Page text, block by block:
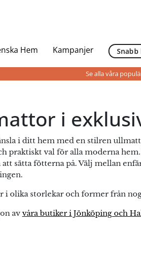
Hem Kampanjer Snabb
Se alla våra
i
i ditt hem med en stilren
praktiskt val för alla moderna
sätta fötterna på. Välj mellan
olika storlekar och former från
av våra butiker i Jönköping och